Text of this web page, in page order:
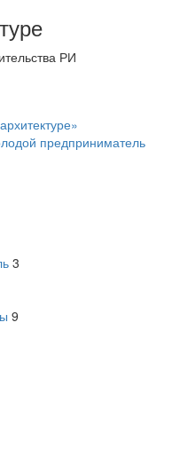
РИ
предприниматель
3
9